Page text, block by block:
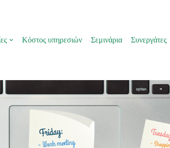
Κόστος υπηρεσιών Σεμινάρια Συνεργάτες